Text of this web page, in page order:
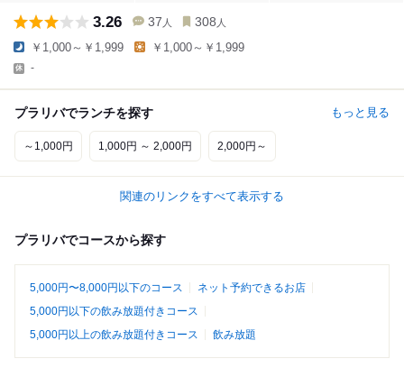
3.26 37 人 308 人
￥1,000～￥1,999 ￥1,000～￥1,999
-
プラリバでランチを探す もっと見る
～1,000円 1,000円 ～ 2,000円 2,000円～
関連のリンクをすべて表示する
プラリバでコースから探す
5,000円〜8,000円以下のコース
ネット予約できるお店
5,000円以下の飲み放題付きコース
5,000円以上の飲み放題付きコース
飲み放題